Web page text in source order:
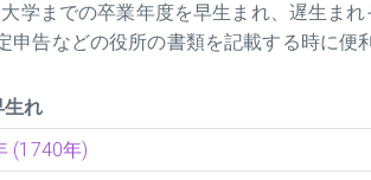
学までの卒業年度を早生まれ、遅生ま
申告などの役所の書類を記載する時に便
生れ
(1740年)